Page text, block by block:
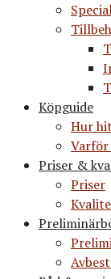
Köpguide
Hur
Varför
Priser &
Priser